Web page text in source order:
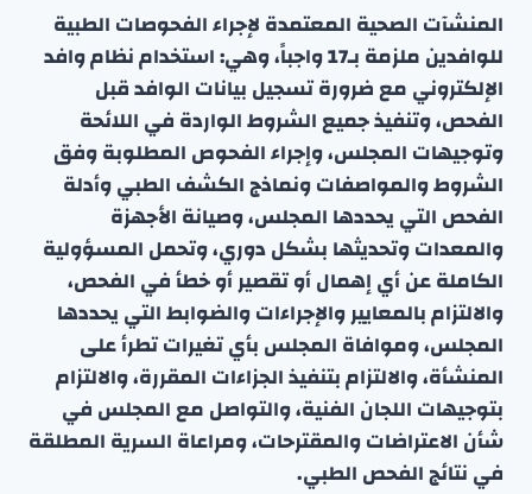
المنشآت الصحية المعتمدة لإجراء الفحوصات الطبية
للوافدين ملزمة بـ17 واجباً، وهي: استخدام نظام وافد
الإلكتروني مع ضرورة تسجيل بيانات الوافد قبل
الفحص، وتنفيذ جميع الشروط الواردة في اللائحة
وتوجيهات المجلس، وإجراء الفحوص المطلوبة وفق
الشروط والمواصفات ونماذج الكشف الطبي وأدلة
الفحص التي يحددها المجلس، وصيانة الأجهزة
والمعدات وتحديثها بشكل دوري، وتحمل المسؤولية
الكاملة عن أي إهمال أو تقصير أو خطأ في الفحص،
والالتزام بالمعايير والإجراءات والضوابط التي يحددها
المجلس، وموافاة المجلس بأي تغيرات تطرأ على
المنشأة، والالتزام بتنفيذ الجزاءات المقررة، والالتزام
بتوجيهات اللجان الفنية، والتواصل مع المجلس في
شأن الاعتراضات والمقترحات، ومراعاة السرية المطلقة
في نتائج الفحص الطبي.